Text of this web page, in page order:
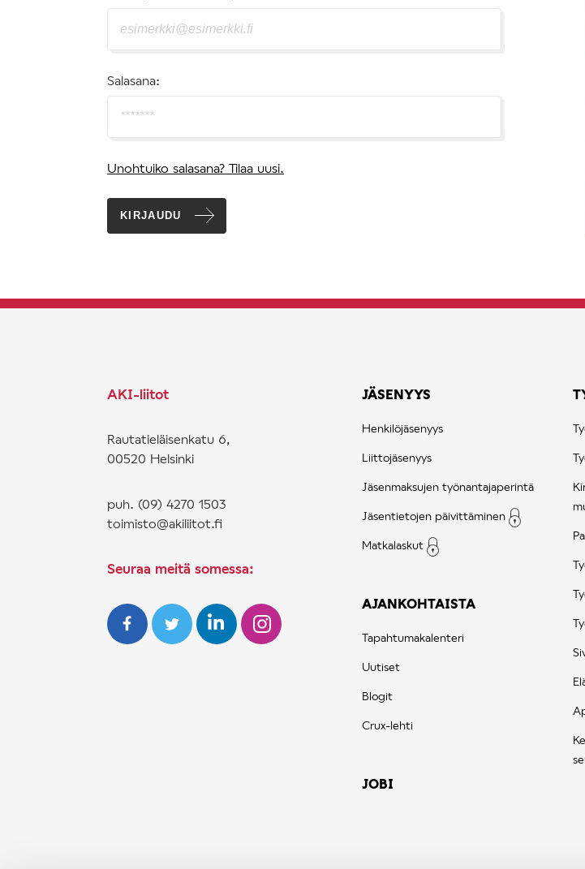
Salasana:
Unohtuiko salasana? Tilaa uusi.
KIRJAUDU
AKI-liitot
Rautatieläisenkatu 6,
00520 Helsinki
puh. (09) 4270 1503
toimisto@akiliitot.fi
Seuraa meitä somessa:
JÄSENYYS
Henkilöjäsenyys
Liittojäsenyys
Jäsenmaksujen työnantajaperintä
Jäsentietojen päivittäminen
Matkalaskut
AJANKOHTAISTA
Tapahtumakalenteri
Uutiset
Blogit
Crux-lehti
JOBI